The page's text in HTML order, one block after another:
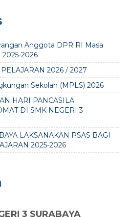
Anggota DPR RI Masa
2025-2026
2026 / 2027
Sekolah (MPLS) 2026
HARI PANCASILA
DI SMK NEGERI 3
LAKSANAKAN PSAS BAGI
2025-2026
3 SURABAYA